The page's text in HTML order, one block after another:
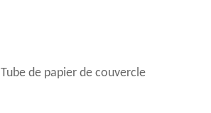
de papier de couvercle